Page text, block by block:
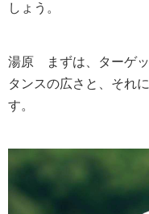
しょう。
湯原 まずは、ターゲ
タンスの広さと、それ
す。